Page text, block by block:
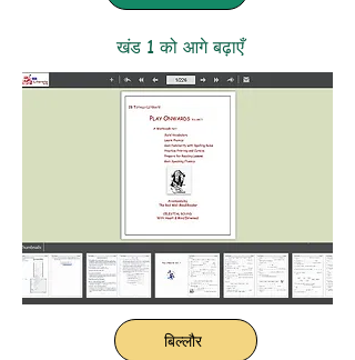
खंड 1 को आगे बढ़ाएँ
बिल्लौर